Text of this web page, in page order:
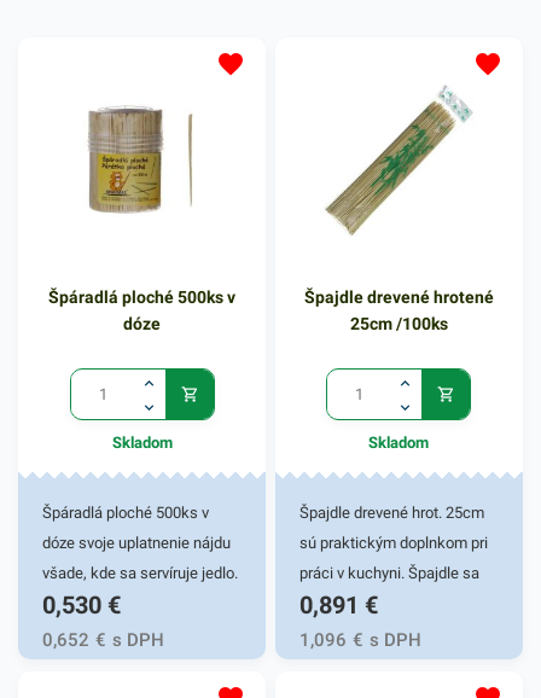
Špáradlá ploché 500ks v
dóze
Skladom
Špáradlá ploché 500ks v
dóze svoje uplatnenie nájdu
všade, kde sa servíruje jedlo.
Špáradlá sú vhodné na rôzne
chutné jednohubky
servírované v reštauráciach,
na cateringu, grilovačkách,
0,530 €
0,652 € s DPH
Špajdle drevené hrotené
25cm /100ks
Skladom
Špajdle drevené hrot. 25cm
sú praktickým doplnkom pri
práci v kuchyni. Špajdle sa
používajú v rôznych
gastronomických podnikoch
na prípravu chutných špízov,
0,891 €
1,096 € s DPH